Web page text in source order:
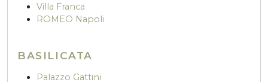
Villa Franca
ROMEO Napoli
BASILICATA
Palazzo Gattini